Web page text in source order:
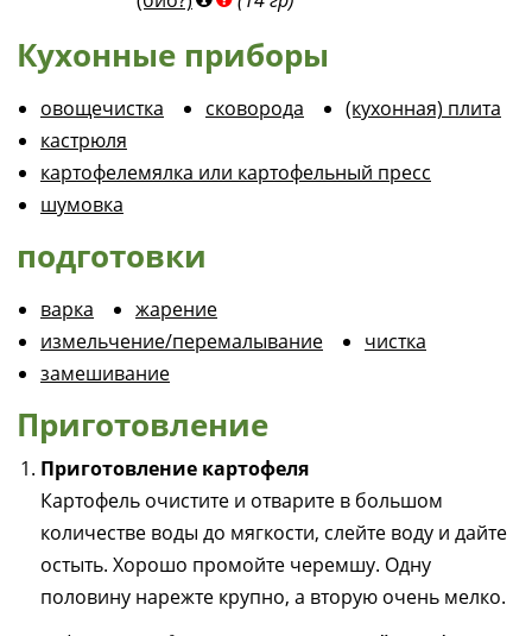
Кухонные приборы
овощечистка сковорода
(кухонная) плита
кастрюля
картофелемялка или картофельный пресс
шумовка
подготовки
варка
жарение
измельчение/перемалывание
чистка
замешивание
Приготовление
Приготовление картофеля
Картофель очистите и отварите в большом
количестве воды до мягкости, слейте воду и дайте
остыть. Хорошо промойте черемшу. Одну
половину нарежте крупно, а вторую очень мелко.